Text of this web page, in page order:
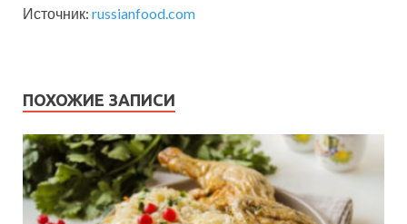
Источник: russianfood.com
ПОХОЖИЕ ЗАПИСИ